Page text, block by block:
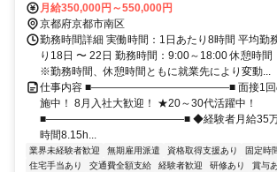
月給350,000円～550,000円
京都府京都市南区
勤務時間詳細 実働時間：1日あたり8時間 平均勤
り18日 〜 22日 勤務時間：9:00～18:00 休憩時
※勤務時間、休憩時間ともに就業先により変動...
仕事内容 ■―――――――――――――■ 面接1回の
施中！ 8月入社大歓迎！ ★20～30代活躍中！
■―――――――――――――■ ◆経験者月給35万
時間8.15h...
業界未経験者歓迎 無期雇用派遣 資格取得支援あり 固定時
住宅手当あり
交通費全額支給 経験者歓迎 研修あり 賞与